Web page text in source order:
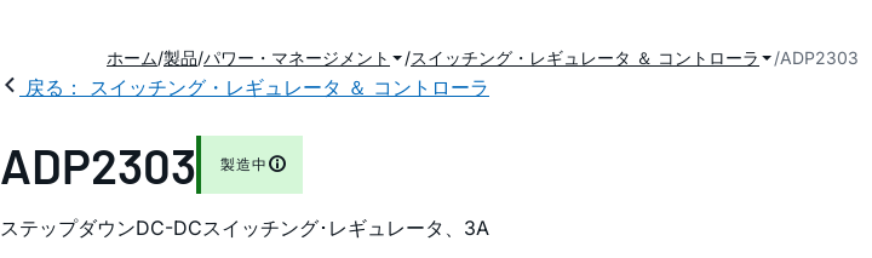
ホーム 製品 パワー・マネージメント スイッチング・レギュレータ ＆ コントローラ ADP2303
戻る： スイッチング・レギュレータ ＆ コントローラ
ADP2303 製造中
ステップダウンDC-DCスイッチング･レギュレータ、3A